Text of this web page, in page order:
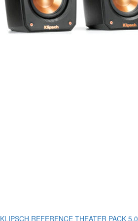
KLIPSCH REFERENCE THEATER PACK 5.0